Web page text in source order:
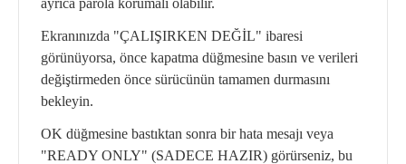
ayrıca parola korumalı olabilir.
Ekranınızda "ÇALIŞIRKEN DEĞİL" ibaresi
görünüyorsa, önce kapatma düğmesine basın ve verileri
değiştirmeden önce sürücünün tamamen durmasını
bekleyin.
OK düğmesine bastıktan sonra bir hata mesajı veya
"READY ONLY" (SADECE HAZIR) görürseniz, bu